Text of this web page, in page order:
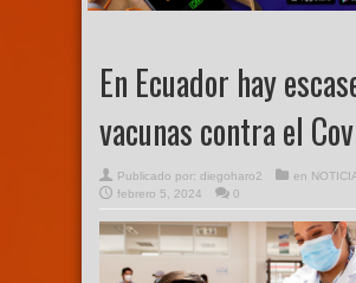
En Ecuador hay
vacunas contra el
Publicado por: diegoharo2 en
febrero 5, 2024
0